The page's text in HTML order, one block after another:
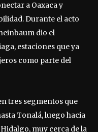
a Oaxaca y
Durante el acto
dio el
estaciones que ya
como parte del
tres segmentos que
Tonalá, luego hacia
muy cerca de la